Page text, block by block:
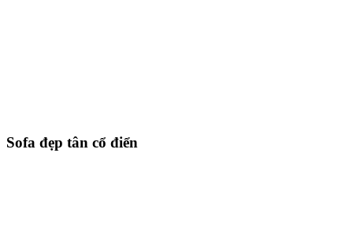
Sofa đẹp tân cổ điển